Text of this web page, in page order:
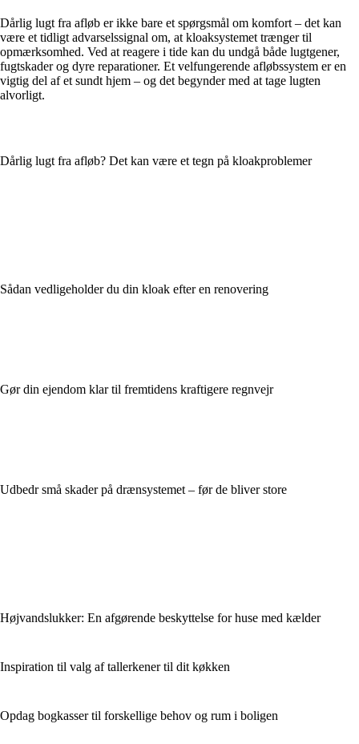
Dårlig lugt fra afløb er ikke bare et spørgsmål om komfort – det kan
være et tidligt advarselssignal om, at kloaksystemet trænger til
opmærksomhed. Ved at reagere i tide kan du undgå både lugtgener,
fugtskader og dyre reparationer. Et velfungerende afløbssystem er en
vigtig del af et sundt hjem – og det begynder med at tage lugten
alvorligt.
Dårlig lugt fra afløb? Det kan være et tegn på kloakproblemer
Sådan vedligeholder du din kloak efter en renovering
Gør din ejendom klar til fremtidens kraftigere regnvejr
Udbedr små skader på drænsystemet – før de bliver store
Højvandslukker: En afgørende beskyttelse for huse med kælder
Inspiration til valg af tallerkener til dit køkken
Opdag bogkasser til forskellige behov og rum i boligen